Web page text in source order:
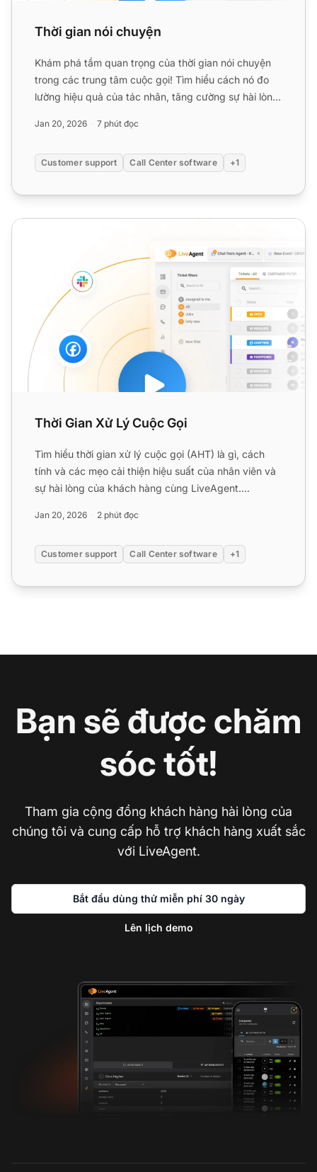
Thời gian nói chuyện
Khám phá tầm quan trọng của thời gian nói chuyện
trong các trung tâm cuộc gọi! Tìm hiểu cách nó đo
lường hiệu quả của tác nhân, tăng cường sự hài lòng
Jan 20, 2026 7 phút đọc
Customer support Call Center software +1
Thời Gian Xử Lý Cuộc Gọi
Thời Gian Xử Lý Cuộc Gọi
Tìm hiểu thời gian xử lý cuộc gọi (AHT) là gì, cách
tính và các mẹo cải thiện hiệu suất của nhân viên và
sự hài lòng của khách hàng cùng LiveAgent....
Jan 20, 2026 2 phút đọc
Customer support Call Center software +1
Bạn sẽ được chăm
sóc tốt!
Tham gia cộng đồng khách hàng hài lòng của
chúng tôi và cung cấp hỗ trợ khách hàng xuất sắc
với LiveAgent.
Bắt đầu dùng thử miễn phí 30 ngày
Lên lịch demo